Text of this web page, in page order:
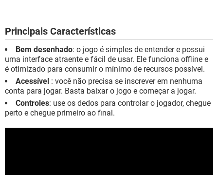
Principais Características
Bem desenhado: o jogo é simples de entender e possui
uma interface atraente e fácil de usar. Ele funciona offline e
é otimizado para consumir o mínimo de recursos possível.
Acessível : você não precisa se inscrever em nenhuma
conta para jogar. Basta baixar o jogo e começar a jogar.
Controles: use os dedos para controlar o jogador, chegue
perto e chegue primeiro ao final.